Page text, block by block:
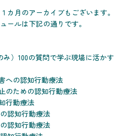
カ月のアーカイブもございます。
ールは下記の通りです。
）100の質問で学ぶ現場に活かす
への認知行動療法
ための認知行動療法
行動療法
認知行動療法
認知行動療法